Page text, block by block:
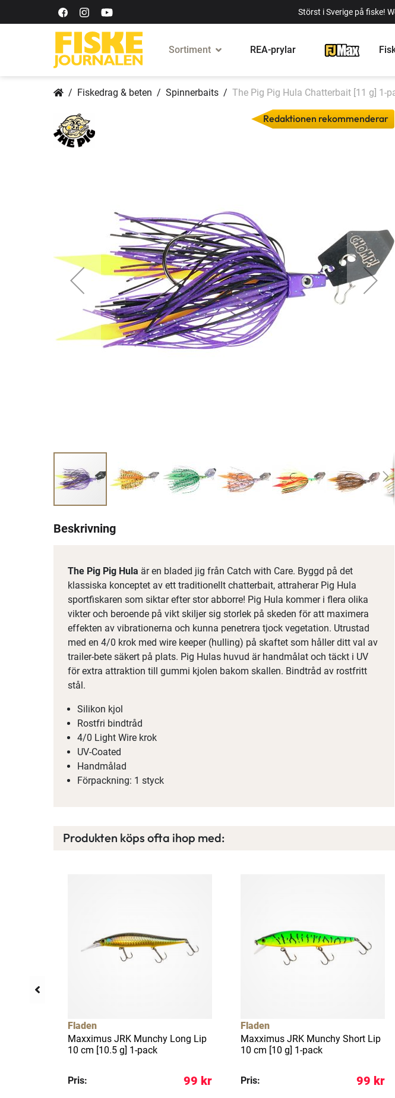
Ett exklusivt
Bättre priser, fri frakt på alla
och mycket mer.
Läs
Störst i Sverige på fiske!
Sortiment REA-prylar
Fiskedrag & beten Spinnerbaits The Pig Pig Hula Chatterbait [11 g] 1-
Redaktionen rekommenderar
Beskrivning
The Pig Pig Hula är en bladed jig från Catch with Care. Byggd på det
klassiska konceptet av ett traditionellt chatterbait, attraherar Pig Hula
sportfiskaren som siktar efter stor abborre! Pig Hula kommer i flera olika
vikter och beroende på vikt skiljer sig storlek på skeden för att maximera
effekten av vibrationerna och kunna penetrera tjock vegetation. Utrustad
med en 4/0 krok med wire keeper (hulling) på skaftet som håller ditt val av
trailer-bete säkert på plats. Pig Hulas huvud är handmålat och täckt i UV
för extra attraktion till gummi kjolen bakom skallen. Bindtråd av rostfritt
stål.
Silikon kjol
Rostfri bindtråd
4/0 Light Wire krok
UV-Coated
Handmålad
Förpackning: 1 styck
Produkten köps ofta ihop med:
Fladen
Maxximus JRK Munchy Long Lip
10 cm [10.5 g] 1-pack
Pris: 99 kr
Fladen
Maxximus JRK Munchy Short Lip
10 cm [10 g] 1-pack
Pris: 99 kr